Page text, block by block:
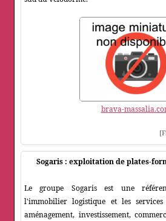
brava-
Sogaris : exploitation de plates-
Le groupe Sogaris est une
l'immobilier logistique et les services
aménagement, investissement,